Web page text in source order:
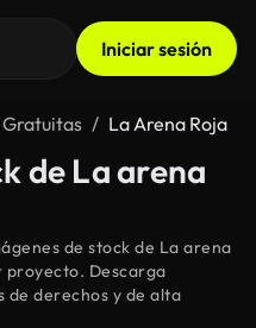
Iniciar sesión
La Arena Roja
de La arena
de stock de La arena
proyecto. Descarga
de derechos y de alta